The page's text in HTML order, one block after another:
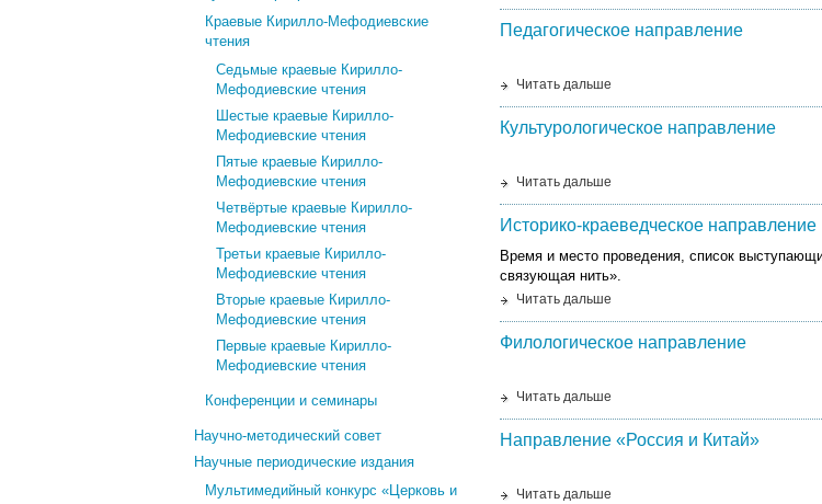
Педагогическое направление
Читать дальше
Культурологическое направление
Читать дальше
Историко-краеведческое направление
Время и место проведения, список
связующая нить».
Читать дальше
Филологическое направление
Читать дальше
Направление «Россия и Китай»
Читать дальше
Краевые Кирилло-Мефодиевские
чтения
Седьмые краевые Кирилло-
Мефодиевские чтения
Шестые краевые Кирилло-
Мефодиевские чтения
Пятые краевые Кирилло-
Мефодиевские чтения
Четвёртые краевые Кирилло-
Мефодиевские чтения
Третьи краевые Кирилло-
Мефодиевские чтения
Вторые краевые Кирилло-
Мефодиевские чтения
Первые краевые Кирилло-
Мефодиевские чтения
Конференции и семинары
Научно-методический совет
Научные периодические издания
Мультимедийный конкурс «Церковь и